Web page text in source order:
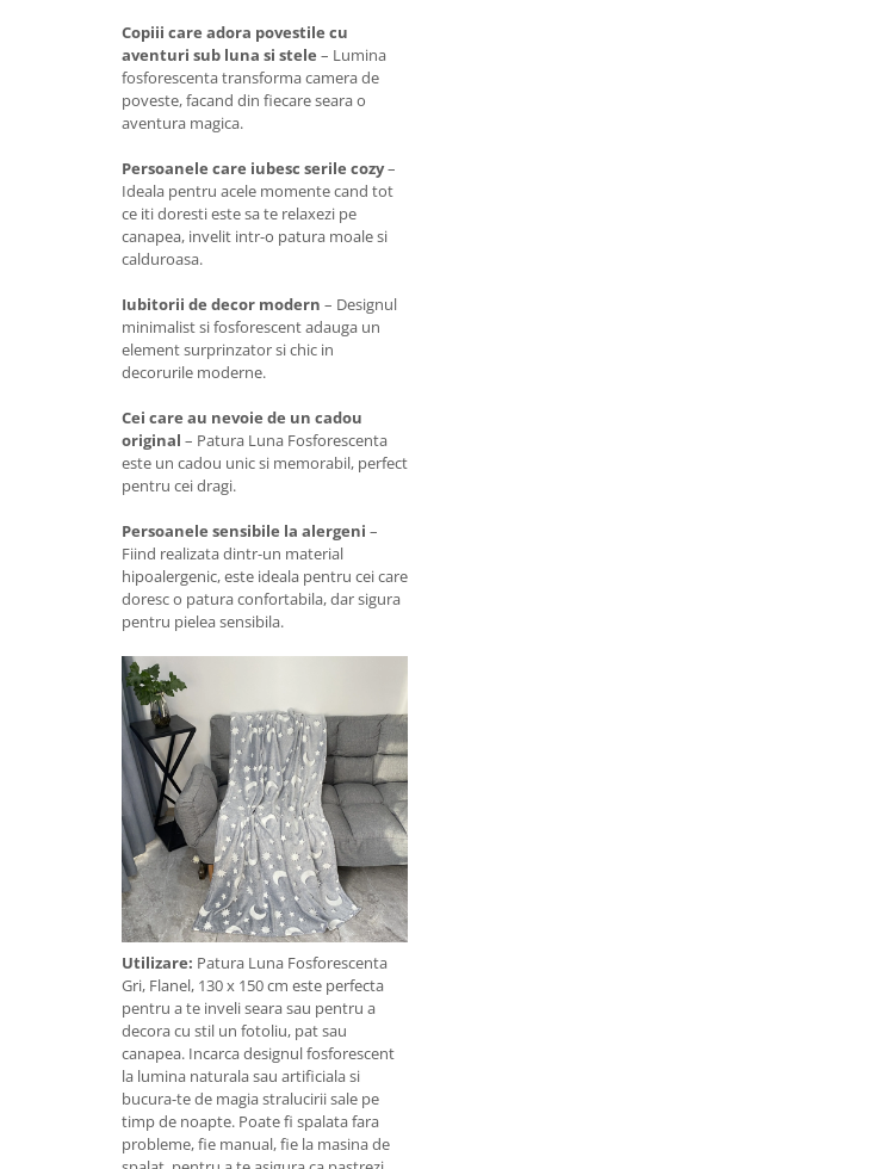
Copiii care adora povestile cu
aventuri sub luna si stele – Lumina
fosforescenta transforma camera de
poveste, facand din fiecare seara o
aventura magica.
Persoanele care iubesc serile cozy–
Ideala pentru acele momente cand tot
ce iti doresti este sa te relaxezi pe
canapea, invelit intr-o patura moale si
calduroasa.
Iubitorii de decor modern – Designul
minimalist si fosforescent adauga un
element surprinzator si chic in
decorurile moderne.
Cei care au nevoie de un cadou
original – Patura Luna Fosforescenta
este un cadou unic si memorabil, perfect
pentru cei dragi.
Persoanele sensibile la alergeni –
Fiind realizata dintr-un material
hipoalergenic, este ideala pentru cei care
doresc o patura confortabila, dar sigura
pentru pielea sensibila.
Utilizare: Patura Luna Fosforescenta
Gri, Flanel, 130 x 150 cm este perfecta
pentru a te inveli seara sau pentru a
decora cu stil un fotoliu, pat sau
canapea. Incarca designul fosforescent
la lumina naturala sau artificiala si
bucura-te de magia stralucirii sale pe
timp de noapte. Poate fi spalata fara
probleme, fie manual, fie la masina de